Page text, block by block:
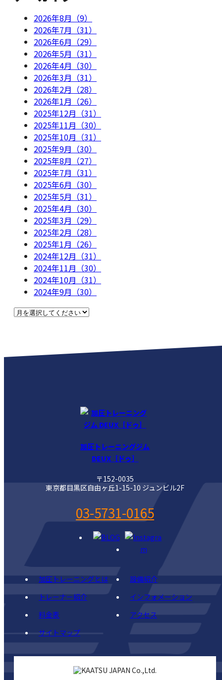
2026年8月（9）
2026年7月（31）
2026年6月（29）
2026年5月（31）
2026年4月（30）
2026年3月（31）
2026年2月（28）
2026年1月（26）
2025年12月（31）
2025年11月（30）
2025年10月（31）
2025年9月（30）
2025年8月（27）
2025年7月（31）
2025年6月（30）
2025年5月（31）
2025年4月（30）
2025年3月（29）
2025年2月（28）
2025年1月（26）
2024年12月（31）
2024年11月（30）
2024年10月（31）
2024年9月（30）
加圧トレーニングジム
DEUX［ドゥ］
〒152-0035
東京都目黒区自由ヶ丘1-15-10 ジュンビル2F
03-5731-0165
加圧トレーニングとは
設備紹介
トレーナー紹介
インフォメーション
料金表
アクセス
サイトマップ